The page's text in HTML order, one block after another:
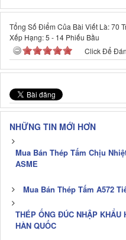
Tổng Số Điểm Của Bài Viết Là: 70
Xếp Hạng:5 - 14 Phiếu Bầu
Click Để
NHỮNG TIN MỚI HƠN
Mua Bán Thép Tấm Chịu
ASME
Mua Bán Thép Tấm A572
THÉP ỐNG ĐÚC NHẬP KHẨU
HÀN QUỐC